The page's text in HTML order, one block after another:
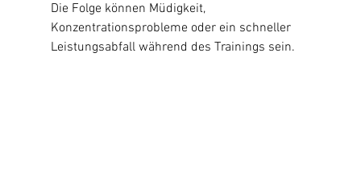
Die Folge können Müdigkeit,
Konzentrationsprobleme oder ein schneller
Leistungsabfall während des Trainings sein.